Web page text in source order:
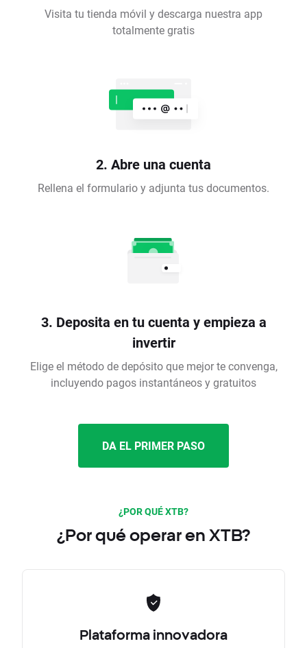
Visita tu tienda móvil y descarga nuestra app
totalmente gratis
2. Abre una cuenta
Rellena el formulario y adjunta tus documentos.
3. Deposita en tu cuenta y empieza a
invertir
Elige el método de depósito que mejor te convenga,
incluyendo pagos instantáneos y gratuitos
DA EL PRIMER PASO
¿POR QUÉ XTB?
¿Por qué operar en XTB?
Plataforma innovadora